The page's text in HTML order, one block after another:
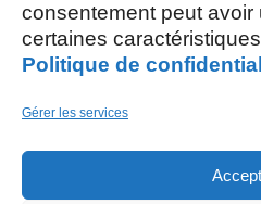
consentement peut avoir
certaines
Politique de
Gérer les services
AOÛT, 2026
03
M